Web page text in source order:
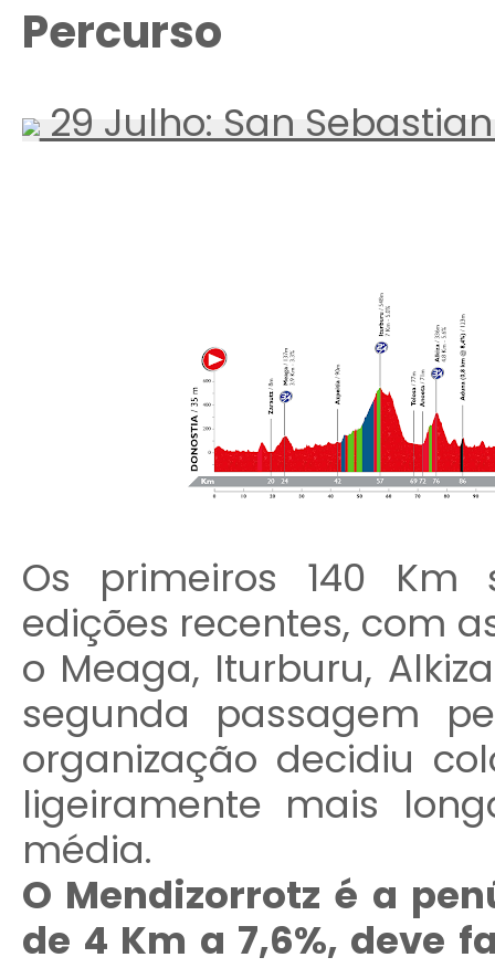
Percurso
29 Julho: San
Os primeiros 140
edições recentes, com
o Meaga, Iturburu,
segunda passagem
organização decidiu
ligeiramente mais
média.
O Mendizorrotz é a
de 4 Km a 7,6%, deve